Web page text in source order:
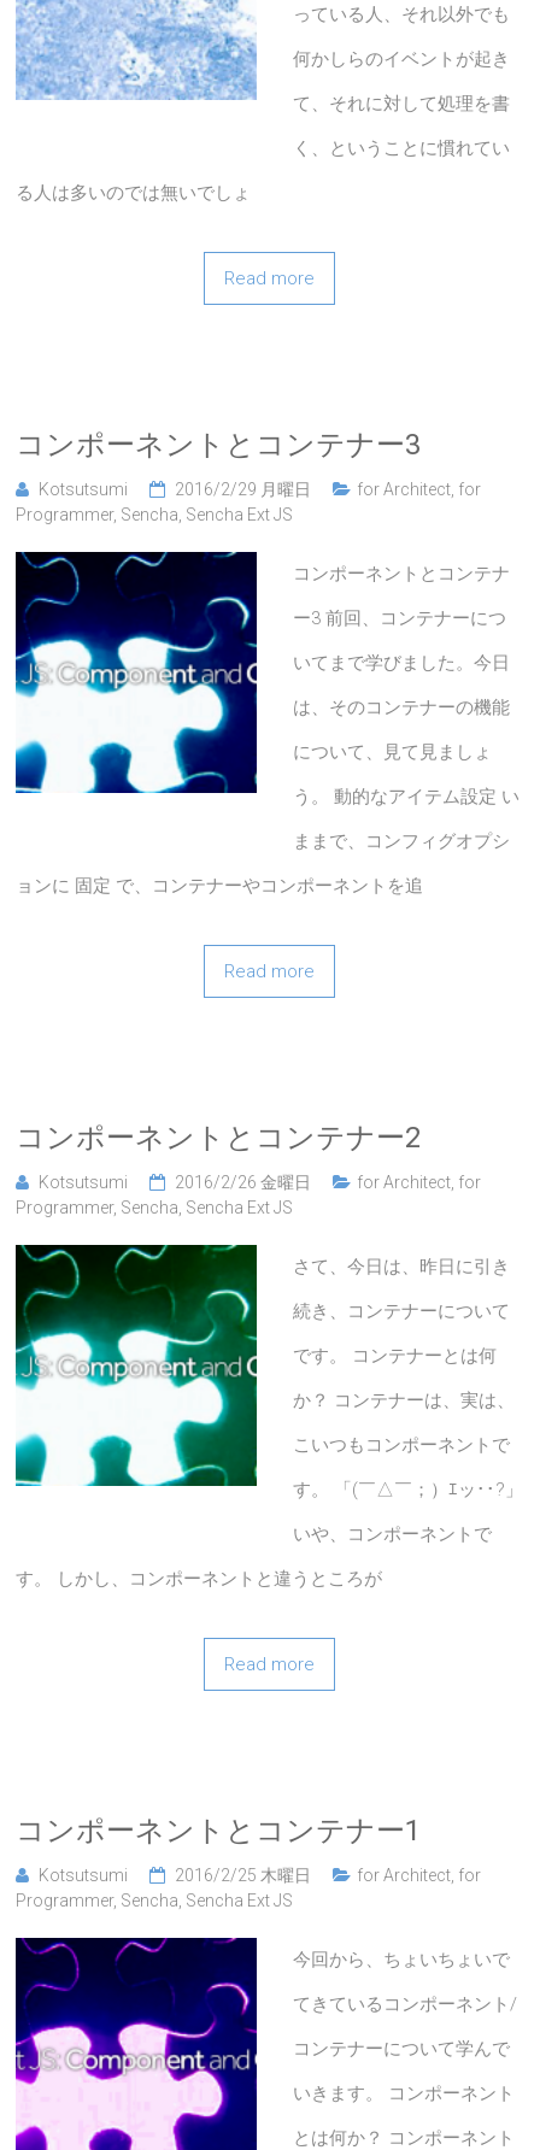
っている人、それ以外でも
何かしらのイベントが起き
て、それに対して処理を書
く、ということに慣れてい
る人は多いのでは無いでしょ
Read more
コンポーネントとコンテナー3
Kotsutsumi 2016/2/29 月曜日 for Architect for
Programmer, Sencha Sencha Ext JS
コンポーネントとコンテナ
ー3 前回、コンテナーにつ
いてまで学びました。今日
は、そのコンテナーの機能
について、見て見ましょ
う。 動的なアイテム設定 い
ままで、コンフィグオプシ
ョンに 固定 で、コンテナーやコンポーネントを追
Read more
コンポーネントとコンテナー2
Kotsutsumi 2016/2/26 金曜日 for Architect for
Programmer, Sencha Sencha Ext JS
さて、今日は、昨日に引き
続き、コンテナーについて
です。 コンテナーとは何
か？ コンテナーは、実は、
こいつもコンポーネントで
す。 「(￣△￣；）ｴッ･･?」
いや、コンポーネントで
す。 しかし、コンポーネントと違うところが
Read more
コンポーネントとコンテナー1
Kotsutsumi 2016/2/25 木曜日 for Architect for
Programmer, Sencha Sencha Ext JS
今回から、ちょいちょいで
てきているコンポーネント/
コンテナーについて学んで
いきます。 コンポーネント
とは何か？ コンポーネント